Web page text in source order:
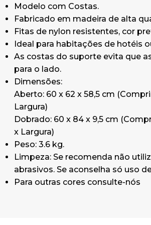
Modelo com Costas.
Fabricado em madeira de alta
Fitas de nylon resistentes, cor
Ideal para habitações de hotéis
As costas do suporte evita que
para o lado.
Dimensões:
Aberto: 60 x 62 x 58,5 cm
Largura)
Dobrado: 60 x 84 x 9,5 cm
x Largura)
Peso: 3.6 kg.
Limpeza: Se recomenda não
abrasivos. Se aconselha só uso
Para outras cores consulte-nós